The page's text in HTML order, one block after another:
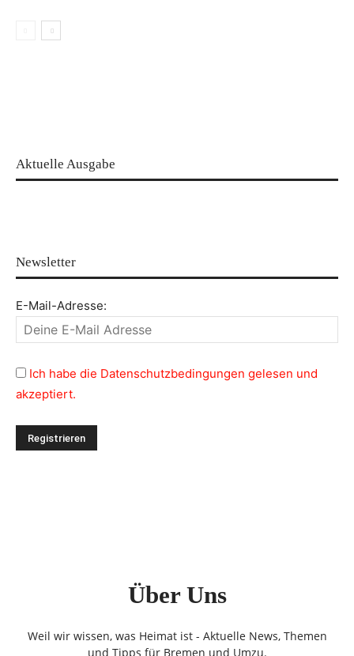
Aktuelle Ausgabe
Newsletter
E-Mail-Adresse:
Ich habe die Datenschutzbedingungen gelesen und
akzeptiert.
Über Uns
Weil wir wissen, was Heimat ist - Aktuelle News, Themen
und Tipps für Bremen und Umzu.